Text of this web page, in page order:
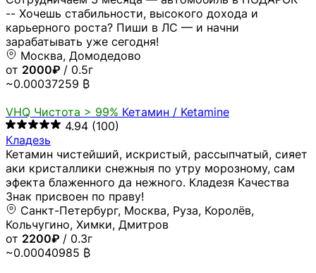
-- Хочешь стабильности, высокого дохода и
карьерного роста? Пиши в ЛС — и начни
зарабатывать уже сегодня!
Москва, Домодедово
от 2000₽ / 0.5г
~0.00037259 ₿
VHQ Чистота > 99% Кетамин / Ketamine
4.94 (100)
Кладезь
Кетамин чистейший, искристый, рассыпчатый, сияет
аки кристаллики снежныя по утру морозному, сам
эфекта блаженного да нежного. Кладезя Качества
Знак присвоен по праву!
Санкт-Петербург, Москва, Руза, Королёв,
Кольчугино, Химки, Дмитров
от 2200₽ / 0.3г
~0.00040985 ₿